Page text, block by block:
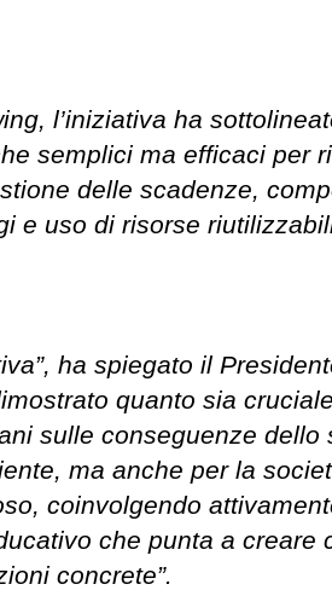
l’iniziativa ha
semplici ma efficaci per
delle scadenze,
e uso di risorse
ha spiegato il
quanto sia
sulle conseguenze dello
ma anche per la
coinvolgendo
che punta a creare
concrete”.